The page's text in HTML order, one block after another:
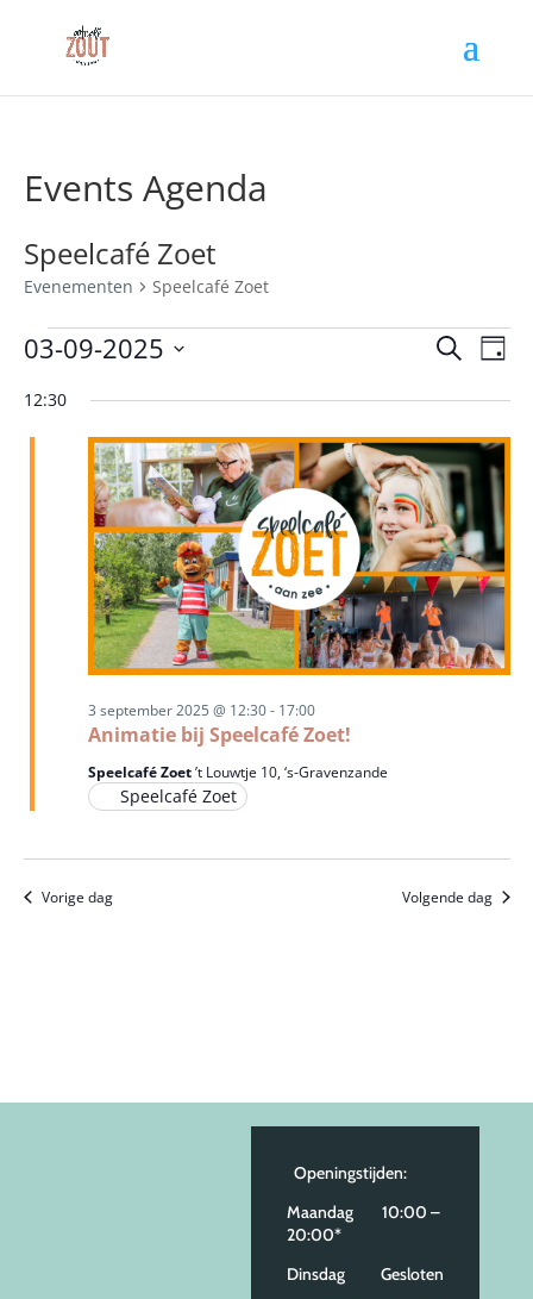
Events Agenda
Speelcafé Zoet
Evenementen Speelcafé Zoet
Evenementen
3
september
2025
en
Zoeken
Dag
03-09-2025
een
datum.
12:30
Animatie bij Speelcafé Zoet!
3 september 2025 @ 12:30- 17:00
Speelcafé Zoet’t Louwtje 10, ‘s-Gravenzande
Speelcafé Zoet
Vorige dag Volgende dag
Openingstijden:
Maandag 10:00 –
20:00*
Dinsdag Gesloten